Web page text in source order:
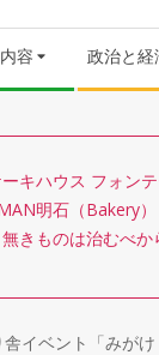
容 政治と経
ーキハウス フォン
明石（Bakery）
無きものは治むべか
イベント「みがけ